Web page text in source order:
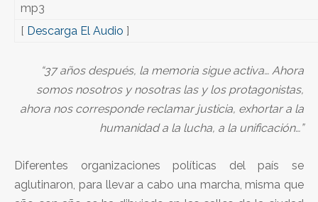
mp3
[ Descarga El Audio ]
“37 años después, la memoria sigue activa… Ahora
somos nosotros y nosotras las y los protagonistas,
ahora nos corresponde reclamar justicia, exhortar a la
humanidad a la lucha, a la unificación…”
Diferentes organizaciones políticas del país se
aglutinaron, para llevar a cabo una marcha, misma que